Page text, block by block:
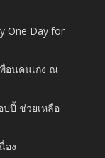
One Day for
อนคนเก่ง ณ
ปี้ ช่วยเหลือ
อง